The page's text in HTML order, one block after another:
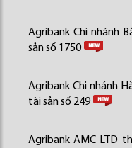
Agribank Chi nhánh
sản số 1750
Agribank Chi nhánh
tài sản số 249
Agribank AMC LTD